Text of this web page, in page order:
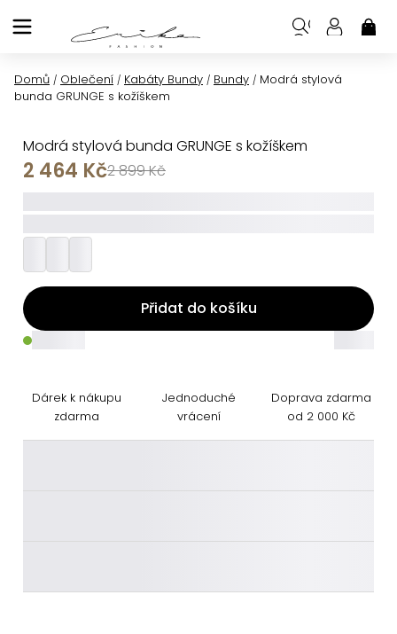
na
Domů / Oblečení / Kabáty Bundy / Bundy / Modrá stylová
bunda GRUNGE s kožíškem
Modrá stylová bunda GRUNGE s kožíškem
2 899 Kč
2 464 Kč
Přidat do košíku
Dárek k nákupu
zdarma
Jednoduché
vrácení
Doprava zdarma
od 2 000 Kč